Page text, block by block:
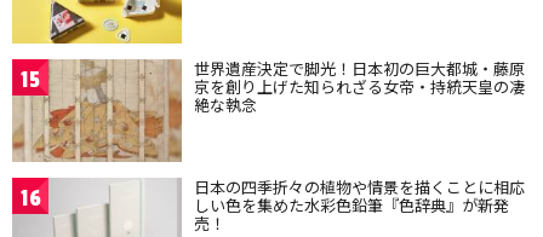
15 世界遺産決定で脚光！日本初の巨大都城・藤原
京を創り上げた知られざる女帝・持統天皇の凄
絶な執念
16 日本の四季折々の植物や情景を描くことに相応
しい色を集めた水彩色鉛筆『色辞典』が新発
売！